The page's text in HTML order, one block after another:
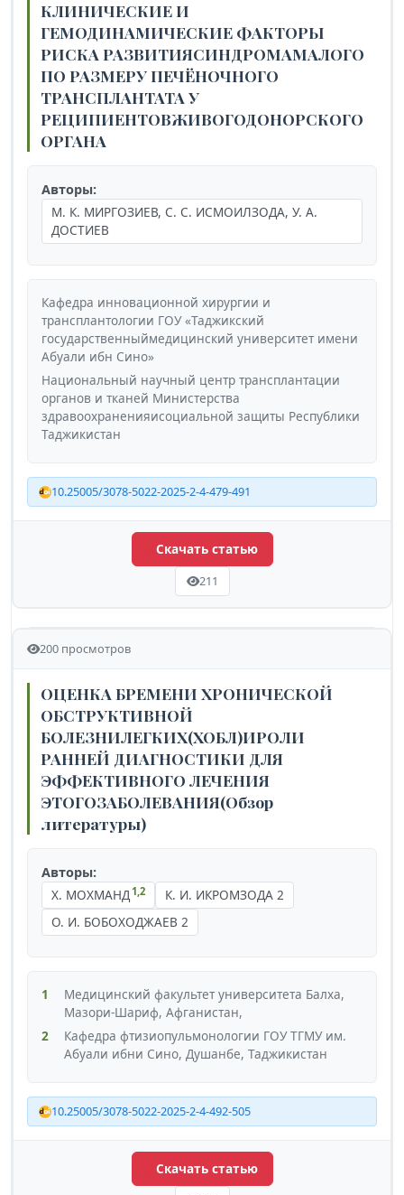
КЛИНИЧЕСКИЕ И
ГЕМОДИНАМИЧЕСКИЕ ФАКТОРЫ
РИСКА РАЗВИТИЯСИНДРОМАМАЛОГО
ПО РАЗМЕРУ ПЕЧЁНОЧНОГО
ТРАНСПЛАНТАТА У
РЕЦИПИЕНТОВЖИВОГОДОНОРСКОГО
ОРГАНА
Авторы:
М. К. МИРГОЗИЕВ, С. С. ИСМОИЛЗОДА, У. А.
ДОСТИЕВ
Кафедра инновационной хирургии и
трансплантологии ГОУ «Таджикский
государственныймедицинский университет имени
Абуали ибн Сино»
Национальный научный центр трансплантации
органов и тканей Министерства
здравоохраненияисоциальной защиты Республики
Таджикистан
10.25005/3078-5022-2025-2-4-479-491
Скачать статью
211
200 просмотров
ОЦЕНКА БРЕМЕНИ ХРОНИЧЕСКОЙ
ОБСТРУКТИВНОЙ
БОЛЕЗНИЛЕГКИХ(ХОБЛ)ИРОЛИ
РАННЕЙ ДИАГНОСТИКИ ДЛЯ
ЭФФЕКТИВНОГО ЛЕЧЕНИЯ
ЭТОГОЗАБОЛЕВАНИЯ(Обзор
литературы)
Авторы:
Х. МОХМАНД1,2
К. И. ИКРОМЗОДА 2
О. И. БОБОХОДЖАЕВ 2
1
Медицинский факультет университета Балха,
Мазори-Шариф, Афганистан,
2
Кафедра фтизиопульмонологии ГОУ ТГМУ им.
Абуали ибни Сино, Душанбе, Таджикистан
10.25005/3078-5022-2025-2-4-492-505
Скачать статью